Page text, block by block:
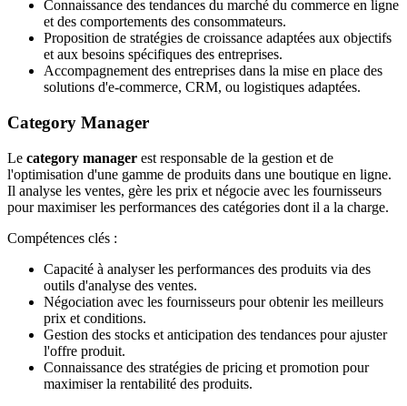
Connaissance des tendances du marché du commerce en ligne
et des comportements des consommateurs.
Proposition de stratégies de croissance adaptées aux objectifs
et aux besoins spécifiques des entreprises.
Accompagnement des entreprises dans la mise en place des
solutions d'e-commerce, CRM, ou logistiques adaptées.
Category Manager
Le category manager est responsable de la gestion et de
l'optimisation d'une gamme de produits dans une boutique en ligne.
Il analyse les ventes, gère les prix et négocie avec les fournisseurs
pour maximiser les performances des catégories dont il a la charge.
Compétences clés :
Capacité à analyser les performances des produits via des
outils d'analyse des ventes.
Négociation avec les fournisseurs pour obtenir les meilleurs
prix et conditions.
Gestion des stocks et anticipation des tendances pour ajuster
l'offre produit.
Connaissance des stratégies de pricing et promotion pour
maximiser la rentabilité des produits.